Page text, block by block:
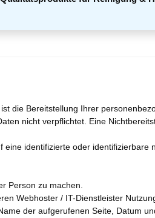
die Bereitstellung Ihrer
nicht verpflichtet. Eine
identifizierte oder identifizierbare
Person zu machen.
Webhoster / IT-Dienstleister
der aufgerufenen Seite, Datum